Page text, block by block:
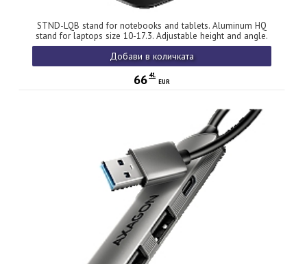
STND-LQB stand for notebooks and tablets. Aluminum HQ
stand for laptops size 10-17.3. Adjustable height and angle.
Black.
Добави в количката
66 41
EUR